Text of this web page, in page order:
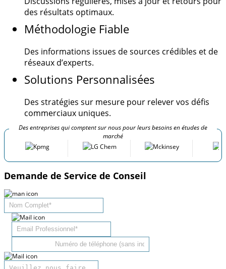
des résultats optimaux.
Méthodologie Fiable
Des informations issues de sources crédibles et de
réseaux d’experts.
Solutions Personnalisées
Des stratégies sur mesure pour relever vos défis
commerciaux uniques.
Des entreprises qui comptent sur nous pour leurs besoins en études de
marché
Demande de Service de Conseil